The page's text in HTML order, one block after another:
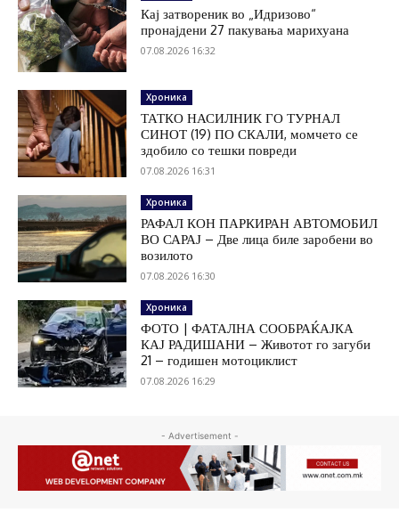
Кај затвореник во „Идризово“
пронајдени 27 пакувања марихуана
07.08.2026 16:32
Хроника
ТАТКО НАСИЛНИК ГО ТУРНАЛ
СИНОТ (19) ПО СКАЛИ, момчето се
здобило со тешки повреди
07.08.2026 16:31
Хроника
РАФАЛ КОН ПАРКИРАН АВТОМОБИЛ
ВО САРАЈ – Две лица биле заробени во
возилото
07.08.2026 16:30
Хроника
ФОТО | ФАТАЛНА СООБРАЌАЈКА
КАЈ РАДИШАНИ – Животот го загуби
21 – годишен мотоциклист
07.08.2026 16:29
- Advertisement -